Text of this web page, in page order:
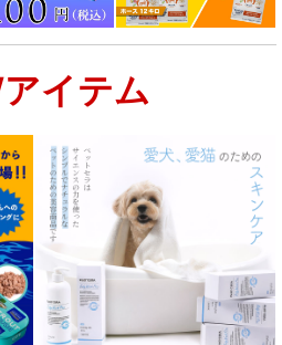
イテム